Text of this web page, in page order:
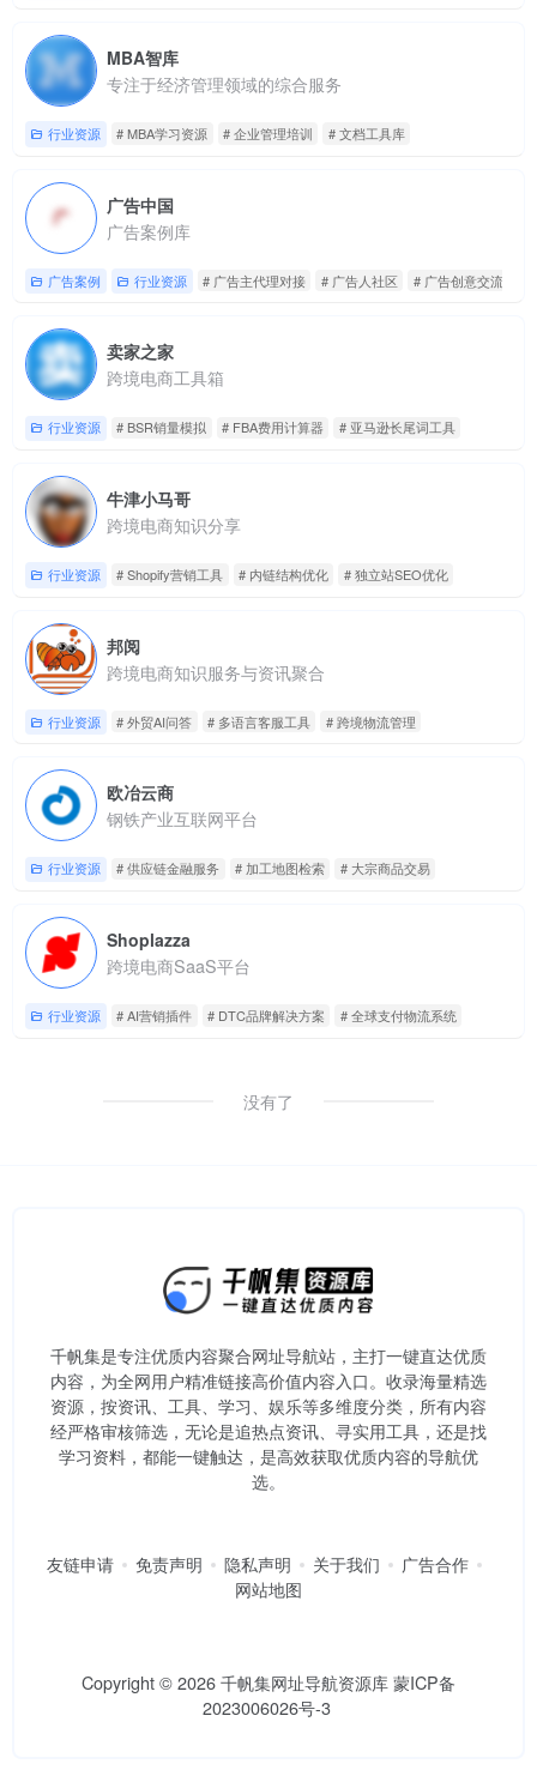
MBA智库
专注于经济管理领域的综合服务
行业资源 # MBA学习资源 # 企业管理培训 # 文档工具库
广告中国
广告案例库
广告案例 行业资源 # 广告主代理对接 # 广告人社区 # 广告创意交流
卖家之家
跨境电商工具箱
行业资源 # BSR销量模拟 # FBA费用计算器 # 亚马逊长尾词工具
牛津小马哥
跨境电商知识分享
行业资源 # Shopify营销工具 # 内链结构优化 # 独立站SEO优化
邦阅
跨境电商知识服务与资讯聚合
行业资源 # 外贸AI问答 # 多语言客服工具 # 跨境物流管理
欧冶云商
钢铁产业互联网平台
行业资源 # 供应链金融服务 # 加工地图检索 # 大宗商品交易
Shoplazza
跨境电商SaaS平台
行业资源 # AI营销插件 # DTC品牌解决方案 # 全球支付物流系统
没有了
千帆集是专注优质内容聚合网址导航站，主打一键直达优质
内容，为全网用户精准链接高价值内容入口。​收录海量精选
资源，按资讯、工具、学习、娱乐等多维度分类，所有内容
经严格审核筛选，无论是追热点资讯、寻实用工具，还是找
学习资料，都能一键触达，是高效获取优质内容的导航优
选。
友链申请 免责声明 隐私声明 关于我们
广告合作
网站地图
Copyright © 2026千帆集网址导航资源库蒙ICP备
2023006026号-3